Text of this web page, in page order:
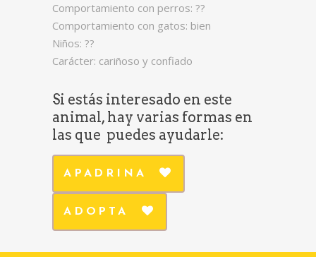
Comportamiento con perros: ??
Comportamiento con gatos: bien
Niños: ??
Carácter: cariñoso y confiado
Si estás interesado en este
animal, hay varias formas en
las que puedes ayudarle:
APADRINA
ADOPTA